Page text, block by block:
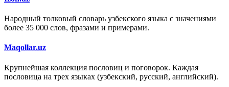
Народный толковый словарь узбекского языка с значениями
более 35 000 слов, фразами и примерами.
Maqollar.uz
Крупнейшая коллекция пословиц и поговорок. Каждая
пословица на трех языках (узбекский, русский, английский).